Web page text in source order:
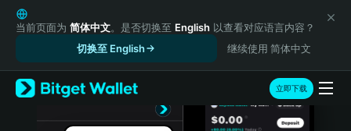
English
日本語
Русский
Español (Latinoamérica)
Türkçe
当前页面为 简体中文。是否切换至 English 以查看对应语言内容？
切换至 English
继续使用 简体中文
立即下载